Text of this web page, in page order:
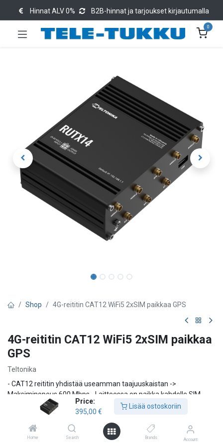
Price:
395,00 €
Lisää ostoskoriin
Home Search Brands Account
Hinnat ALV 0% B2B-hinnat ja tarjoukset kirjautumalla
0
Shop 4G-reititin CAT12 WiFi5 2xSIM paikkaa GPS
4G-reititin CAT12 WiFi5 2xSIM paikkaa
GPS
Teltonika
- CAT12 reititin yhdistää useamman taajuuskaistan ->
Maksiminopeus 600 Mbps - Laitteessa on paikka kahdelle SIM -
kortille - Huonossa kentässä reititin voi käyttää automaattisesti
paremmin kuuluvaa operaattoria. "Instant failover switching" - 4x
Gigabit Ethernet liitintä (nopeus 1000 Mbps) - Dual Wlan 2.4 ja 5
GHz , tukee 802.11ac standardia, nopeus jopa 867 Mbps -